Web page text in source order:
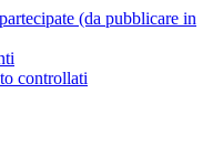
(da pubblicare in
controllati